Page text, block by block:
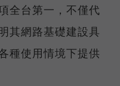
全台第一，不僅代
其網路基礎建設具
種使用情境下提供